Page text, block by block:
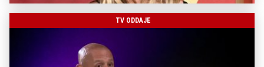
TV ODDAJE